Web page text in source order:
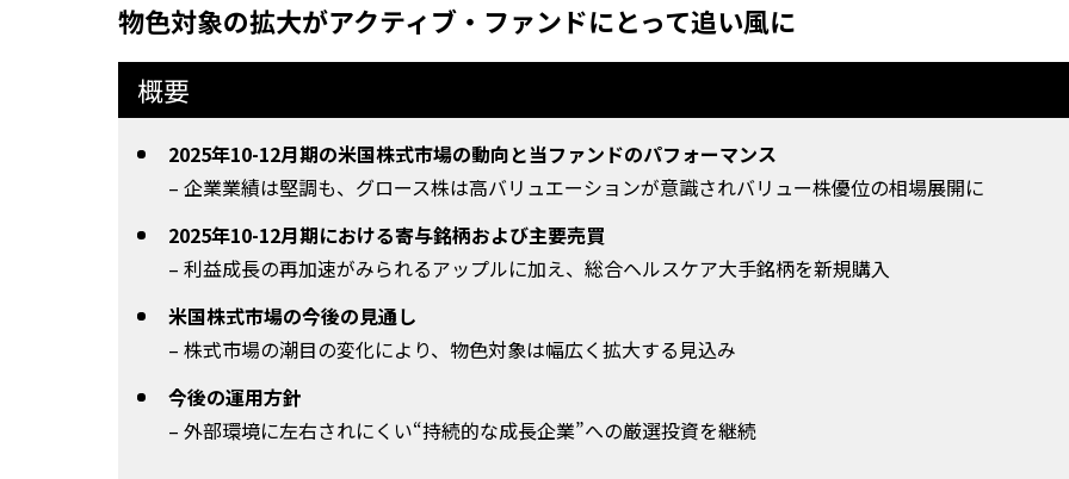
物色対象の拡大がアクティブ・ファンドにとって追い風に
概要
2025年10-12月期の米国株式市場の動向と当ファンドのパフォーマンス
– 企業業績は堅調も、グロース株は高バリュエーションが意識されバリュー株優位の相場展開に
2025年10-12月期における寄与銘柄および主要売買
– 利益成長の再加速がみられるアップルに加え、総合ヘルスケア大手銘柄を新規購入
米国株式市場の今後の見通し
– 株式市場の潮目の変化により、物色対象は幅広く拡大する見込み
今後の運用方針
– 外部環境に左右されにくい“持続的な成長企業”への厳選投資を継続